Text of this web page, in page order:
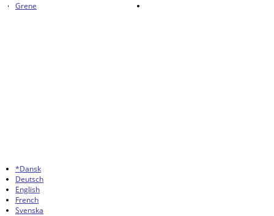
Grene
*Dansk
Deutsch
English
French
Svenska